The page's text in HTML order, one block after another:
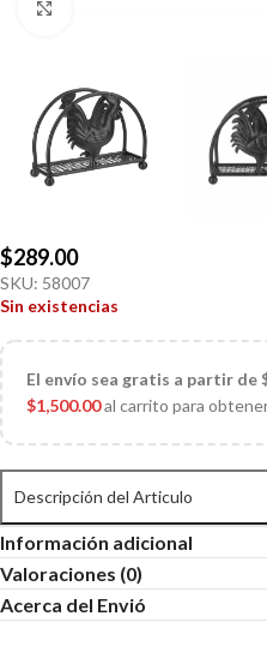
$289.00
SKU: 58007
Sin existencias
El envío sea gratis a partir de
$1,500.00al carrito para
Descripción del Articulo
Información adicional
Valoraciones (0)
Acerca del Envió